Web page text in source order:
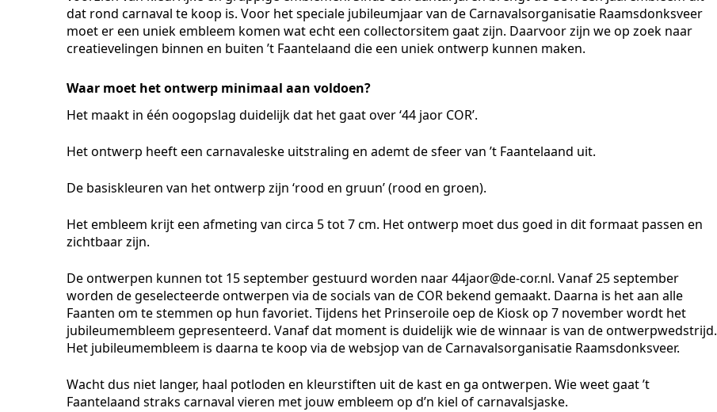
dat rond carnaval te koop is. Voor het speciale jubileumjaar van de Carnavalsorganisatie Raamsdonksveer
moet er een uniek embleem komen wat echt een collectorsitem gaat zijn. Daarvoor zijn we op zoek naar
creatievelingen binnen en buiten ’t Faantelaand die een uniek ontwerp kunnen maken.
Waar moet het ontwerp minimaal aan voldoen?
Het maakt in één oogopslag duidelijk dat het gaat over ‘44 jaor COR’.
Het ontwerp heeft een carnavaleske uitstraling en ademt de sfeer van ’t Faantelaand uit.
De basiskleuren van het ontwerp zijn ‘rood en gruun’ (rood en groen).
Het embleem krijt een afmeting van circa 5 tot 7 cm. Het ontwerp moet dus goed in dit formaat passen en
zichtbaar zijn.
De ontwerpen kunnen tot 15 september gestuurd worden naar 44jaor@de-cor.nl. Vanaf 25 september
worden de geselecteerde ontwerpen via de socials van de COR bekend gemaakt. Daarna is het aan alle
Faanten om te stemmen op hun favoriet. Tijdens het Prinseroile oep de Kiosk op 7 november wordt het
jubileumembleem gepresenteerd. Vanaf dat moment is duidelijk wie de winnaar is van de ontwerpwedstrijd.
Het jubileumembleem is daarna te koop via de websjop van de Carnavalsorganisatie Raamsdonksveer.
Wacht dus niet langer, haal potloden en kleurstiften uit de kast en ga ontwerpen. Wie weet gaat ’t
Faantelaand straks carnaval vieren met jouw embleem op d’n kiel of carnavalsjaske.